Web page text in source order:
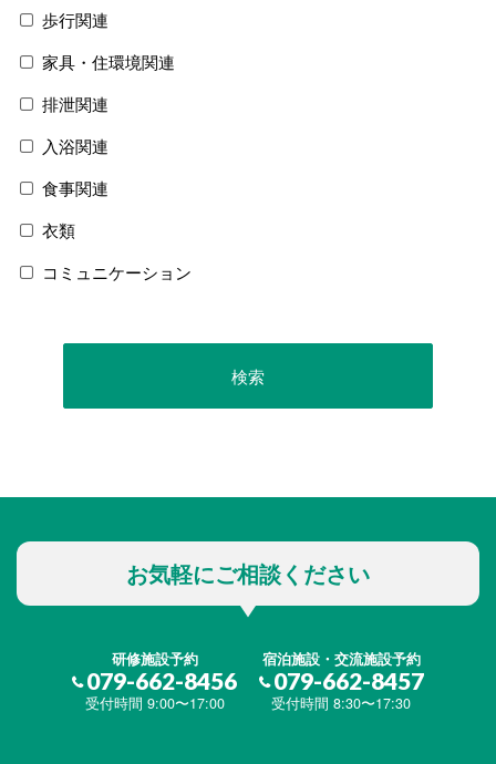
歩行関連
家具・住環境関連
排泄関連
入浴関連
食事関連
衣類
コミュニケーション
お気軽にご相談ください
研修施設予約
079-662-8456
受付時間 9:00〜17:00
宿泊施設・交流施設予約
079-662-8457
受付時間 8:30〜17:30